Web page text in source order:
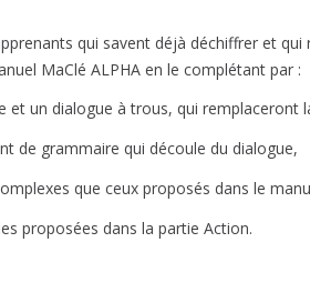
qui savent déjà déchiffrer et qui
MaClé ALPHA en le complétant par :
et un dialogue à trous, qui remplaceront
de grammaire qui découle du dialogue,
que ceux proposés dans le
proposées dans la partie Action.